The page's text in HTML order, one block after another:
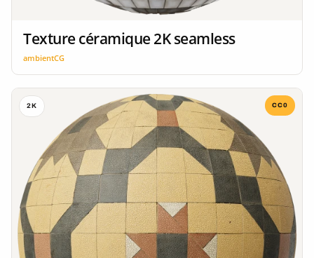
Texture céramique 2K seamless
ambientCG
2K CC0